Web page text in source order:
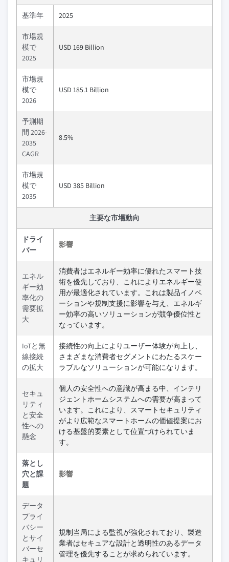
基準年 2025
市場規
模で
2025
USD 169 Billion
市場規
模で
2026
USD 185.1 Billion
予測期
間 2026-
2035
CAGR
8.5%
市場規
模で
2035
USD 385 Billion
主要な市場動向
ドライ
バー
影響
エネル
ギー効
率化の
需要拡
大
消費者はエネルギー効率に優れたスマート技
術を優先しており、これによりエネルギー使
用が最適化されています。これは製品イノベ
ーションや規制支援に影響を与え、エネルギ
ー効率の高いソリューションが競争優位性と
なっています。
IoTと無
線接続
の拡大
接続性の向上によりユーザー体験が向上し、
さまざまな消費者セグメントにわたるスケー
ラブルなソリューションが可能になります。
セキュ
リティ
と安全
性への
懸念
個人の安全性への意識が高まる中、インテリ
ジェントホームシステムへの需要が高まって
います。これにより、スマートセキュリティ
がより広範なスマートホームの価値提案にお
ける基盤的要素として位置づけられていま
す。
落とし
穴と課
題
影響
データ
プライ
バシー
とサイ
バーセ
キュリ
規制当局による監視が強化されており、製造
業者はセキュアな設計と透明性のあるデータ
管理を優先することが求められています。